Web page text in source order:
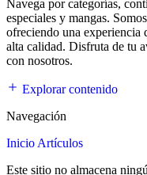
Navega por categorías,
especiales y mangas.
ofreciendo una experiencia
alta calidad. Disfruta de tu
con nosotros.
Explorar contenido
Navegación
Inicio Artículos
Este sitio no almacena